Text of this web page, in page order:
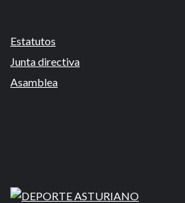
Estatutos
Junta directiva
Asamblea